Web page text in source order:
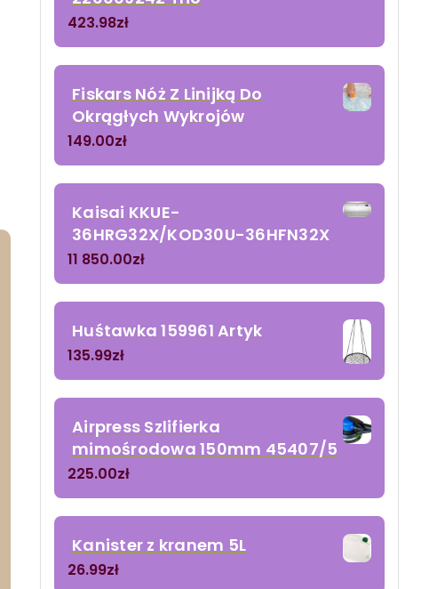
423.98zł
Fiskars Nóż Z Linijką Do
Okrągłych Wykrojów
149.00zł
Kaisai KKUE-
36HRG32X/KOD30U-36HFN32X
11 850.00zł
Huśtawka 159961 Artyk
135.99zł
Airpress Szlifierka
mimośrodowa 150mm 45407/5
225.00zł
Kanister z kranem 5L
26.99zł